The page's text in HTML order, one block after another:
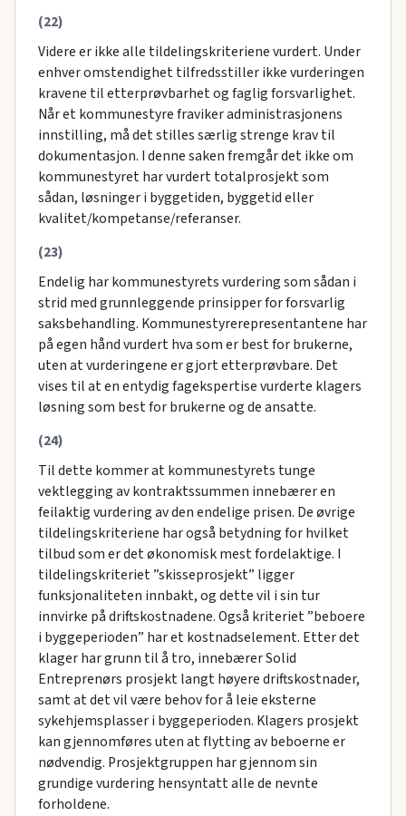
(22)
Videre er ikke alle tildelingskriteriene vurdert. Under
enhver omstendighet tilfredsstiller ikke vurderingen
kravene til etterprøvbarhet og faglig forsvarlighet.
Når et kommunestyre fraviker administrasjonens
innstilling, må det stilles særlig strenge krav til
dokumentasjon. I denne saken fremgår det ikke om
kommunestyret har vurdert totalprosjekt som
sådan, løsninger i byggetiden, byggetid eller
kvalitet/kompetanse/referanser.
(23)
Endelig har kommunestyrets vurdering som sådan i
strid med grunnleggende prinsipper for forsvarlig
saksbehandling. Kommunestyrerepresentantene har
på egen hånd vurdert hva som er best for brukerne,
uten at vurderingene er gjort etterprøvbare. Det
vises til at en entydig fagekspertise vurderte klagers
løsning som best for brukerne og de ansatte.
(24)
Til dette kommer at kommunestyrets tunge
vektlegging av kontraktssummen innebærer en
feilaktig vurdering av den endelige prisen. De øvrige
tildelingskriteriene har også betydning for hvilket
tilbud som er det økonomisk mest fordelaktige. I
tildelingskriteriet ”skisseprosjekt” ligger
funksjonaliteten innbakt, og dette vil i sin tur
innvirke på driftskostnadene. Også kriteriet ”beboere
i byggeperioden” har et kostnadselement. Etter det
klager har grunn til å tro, innebærer Solid
Entreprenørs prosjekt langt høyere driftskostnader,
samt at det vil være behov for å leie eksterne
sykehjemsplasser i byggeperioden. Klagers prosjekt
kan gjennomføres uten at flytting av beboerne er
nødvendig. Prosjektgruppen har gjennom sin
grundige vurdering hensyntatt alle de nevnte
forholdene.